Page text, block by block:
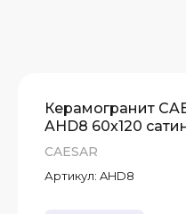
Керамогранит
AHD8 60x120
CAESAR
Артикул: AHD8